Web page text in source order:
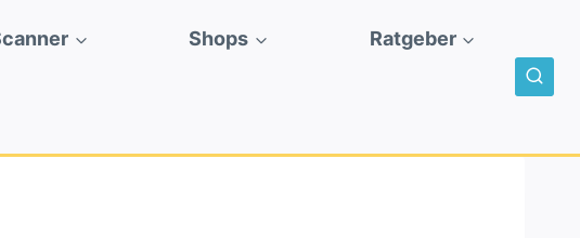
Shops Ratgeber